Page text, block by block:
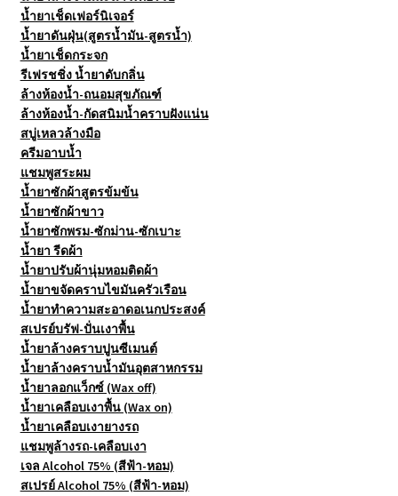
น้ำยาเช็ดเฟอร์นิเจอร์
น้ำยาดันฝุ่น(สูตรน้ำมัน-สูตรน้ำ)
น้ำยาเช็ดกระจก
รีเฟรชชิ่ง น้ำยาดับกลิ่น
ล้างห้องน้ำ-ถนอมสุขภัณฑ์
ล้างห้องน้ำ-กัดสนิมน้ำคราบฝังแน่น
สบู่เหลวล้างมือ
ครีมอาบน้ำ
แชมพูสระผม
น้ำยาซักผ้าสูตรข้มข้น
น้ำยาซักผ้าขาว
น้ำยาซักพรม-ซักม่าน-ซักเบาะ
น้ำยา รีดผ้า
น้ำยาปรับผ้านุ่มหอมติดผ้า
น้ำยาขจัดคราบไขมันครัวเรือน
น้ำยาทำความสะอาดอเนกประสงค์
สเปรย์บรัฟ-ปั่นเงาพื้น
น้ำยาล้างคราบปูนซีเมนต์
น้ำยาล้างคราบน้ำมันอุตสาหกรรม
น้ำยาลอกแว็กซ์ (Wax off)
น้ำยาเคลือบเงาพื้น (Wax on)
น้ำยาเคลือบเงายางรถ
แชมพูล้างรถ-เคลือบเงา
เจล Alcohol 75% (สีฟ้า-หอม)
สเปรย์ Alcohol 75% (สีฟ้า-หอม)